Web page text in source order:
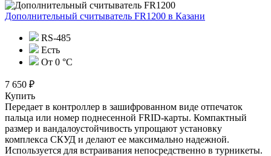
Дополнительный считыватель FR1200 в Казани
RS-485
Есть
От 0 °C
7 650 ₽
Купить
Передает в контроллер в зашифрованном виде отпечаток
пальца или номер поднесенной FRID-карты. Компактный
размер и вандалоустойчивость упрощают установку
комплекса СКУД и делают ее максимально надежной.
Используется для встраивания непосредственно в турникеты.